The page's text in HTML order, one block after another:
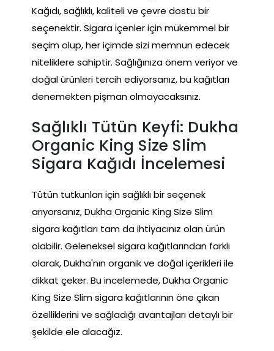
Kağıdı, sağlıklı, kaliteli ve çevre dostu bir
seçenektir. Sigara içenler için mükemmel bir
seçim olup, her içimde sizi memnun edecek
niteliklere sahiptir. Sağlığınıza önem veriyor ve
doğal ürünleri tercih ediyorsanız, bu kağıtları
denemekten pişman olmayacaksınız.
Sağlıklı Tütün Keyfi: Dukha
Organic King Size Slim
Sigara Kağıdı İncelemesi
Tütün tutkunları için sağlıklı bir seçenek
arıyorsanız, Dukha Organic King Size Slim
sigara kağıtları tam da ihtiyacınız olan ürün
olabilir. Geleneksel sigara kağıtlarından farklı
olarak, Dukha'nın organik ve doğal içerikleri ile
dikkat çeker. Bu incelemede, Dukha Organic
King Size Slim sigara kağıtlarının öne çıkan
özelliklerini ve sağladığı avantajları detaylı bir
şekilde ele alacağız.